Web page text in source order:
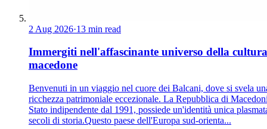
2 Aug 2026·13 min read
Immergiti nell'affascinante universo della cultura
macedone
Benvenuti in un viaggio nel cuore dei Balcani, dove si svela
ricchezza patrimoniale eccezionale. La Repubblica di
Stato indipendente dal 1991, possiede un'identità unica
secoli di storia.Questo paese dell'Europa sud-orienta...